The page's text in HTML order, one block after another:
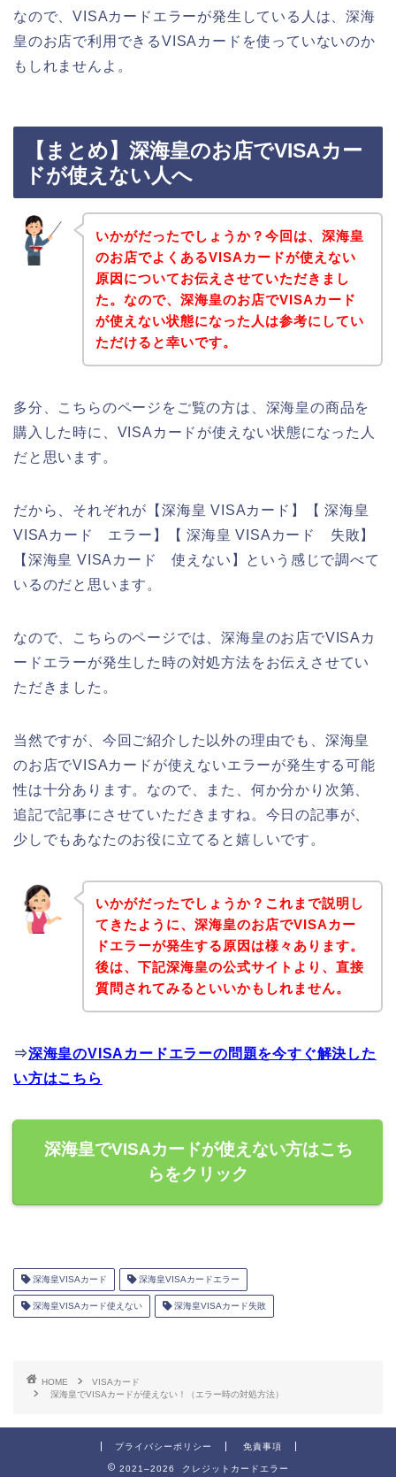
なので、VISAカードエラーが発生している人は、深海
皇のお店で利用できるVISAカードを使っていないのか
もしれませんよ。
【まとめ】深海皇のお店でVISAカー
ドが使えない人へ
いかがだったでしょうか？今回は、深海皇
のお店でよくあるVISAカードが使えない
原因についてお伝えさせていただきまし
た。なので、深海皇のお店でVISAカード
が使えない状態になった人は参考にしてい
ただけると幸いです。
多分、こちらのページをご覧の方は、深海皇の商品を
購入した時に、VISAカードが使えない状態になった人
だと思います。
だから、それぞれが【深海皇 VISAカード】【 深海皇
VISAカード エラー】【 深海皇 VISAカード 失敗】
【深海皇 VISAカード 使えない】という感じで調べて
いるのだと思います。
なので、こちらのページでは、深海皇のお店でVISAカ
ードエラーが発生した時の対処方法をお伝えさせてい
ただきました。
当然ですが、今回ご紹介した以外の理由でも、深海皇
のお店でVISAカードが使えないエラーが発生する可能
性は十分あります。なので、また、何か分かり次第、
追記で記事にさせていただきますね。今日の記事が、
少しでもあなたのお役に立てると嬉しいです。
いかがだったでしょうか？これまで説明し
てきたように、深海皇のお店でVISAカー
ドエラーが発生する原因は様々あります。
後は、下記深海皇の公式サイトより、直接
質問されてみるといいかもしれません。
⇒深海皇のVISAカードエラーの問題を今すぐ解決した
い方はこちら
深海皇でVISAカードが使えない方はこち
らをクリック
深海皇VISAカード 深海皇VISAカードエラー
深海皇VISAカード使えない 深海皇VISAカード失敗
HOME
VISAカード
深海皇でVISAカードが使えない！（エラー時の対処方法）
プライバシーポリシー 免責事項
2021–2026 クレジットカードエラー